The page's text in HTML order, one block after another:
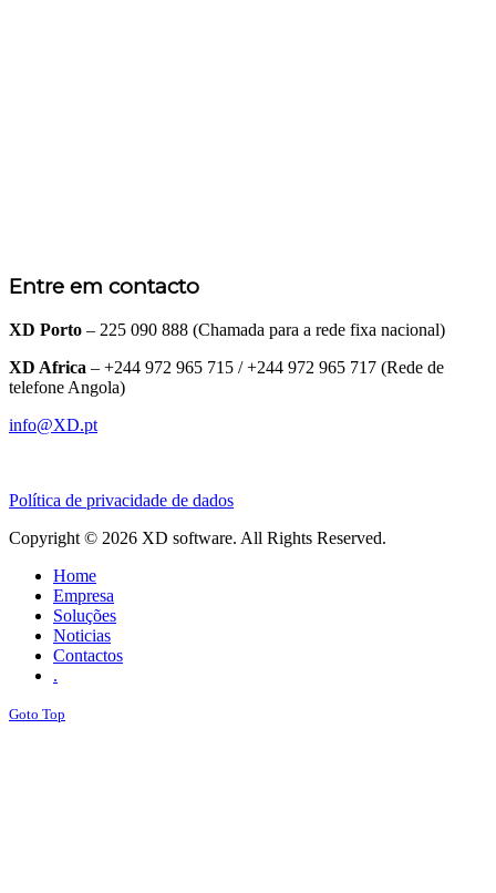
Entre em contacto
XD Porto – 225 090 888 (Chamada para a rede fixa nacional)
XD Africa – +244 972 965 715 / +244 972 965 717 (Rede de
telefone Angola)
info@XD.pt
Política de privacidade de dados
Copyright © 2026 XD software. All Rights Reserved.
Home
Empresa
Soluções
Noticias
Contactos
.
Goto Top